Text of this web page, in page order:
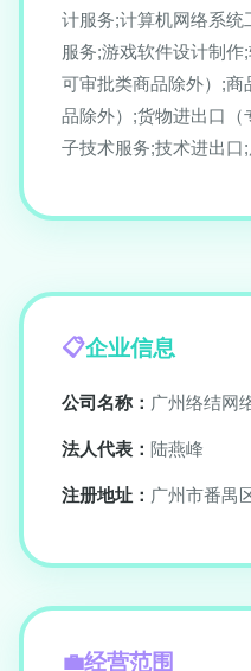
计服务;计算机网络系
服务;游戏软件设计制
可审批类商品除外）;
品除外）;货物进出口
子技术服务;技术进出口
企业信息
公司名称： 广州络结网
法人代表： 陆燕峰
注册地址： 广州市番禺
经营范围